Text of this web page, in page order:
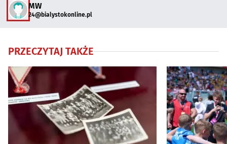
MW
24@bialystokonline.pl
PRZECZYTAJ TAKŻE